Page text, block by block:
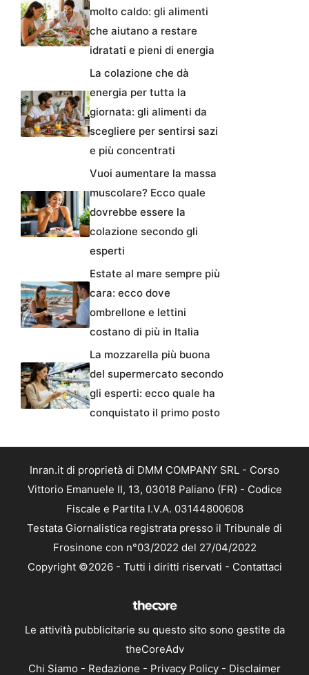
molto caldo: gli alimenti
che aiutano a restare
idratati e pieni di energia
La colazione che dà
energia per tutta la
giornata: gli alimenti da
scegliere per sentirsi sazi
e più concentrati
Vuoi aumentare la massa
muscolare? Ecco quale
dovrebbe essere la
colazione secondo gli
esperti
Estate al mare sempre più
cara: ecco dove
ombrellone e lettini
costano di più in Italia
La mozzarella più buona
del supermercato secondo
gli esperti: ecco quale ha
conquistato il primo posto
Inran.it di proprietà di DMM COMPANY SRL - Corso
Vittorio Emanuele II, 13, 03018 Paliano (FR) - Codice
Fiscale e Partita I.V.A. 03144800608
Testata Giornalistica registrata presso il Tribunale di
Frosinone con n°03/2022 del 27/04/2022
Copyright ©2026 - Tutti i diritti riservati - Contattaci
Le attività pubblicitarie su questo sito sono gestite da
theCoreAdv
Chi Siamo - Redazione - Privacy Policy - Disclaimer